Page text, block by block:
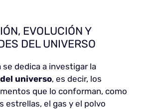
EVOLUCIÓN Y
DEL UNIVERSO
se dedica a investigar la
universo, es decir, los
que lo conforman, como
estrellas, el gas y el polvo